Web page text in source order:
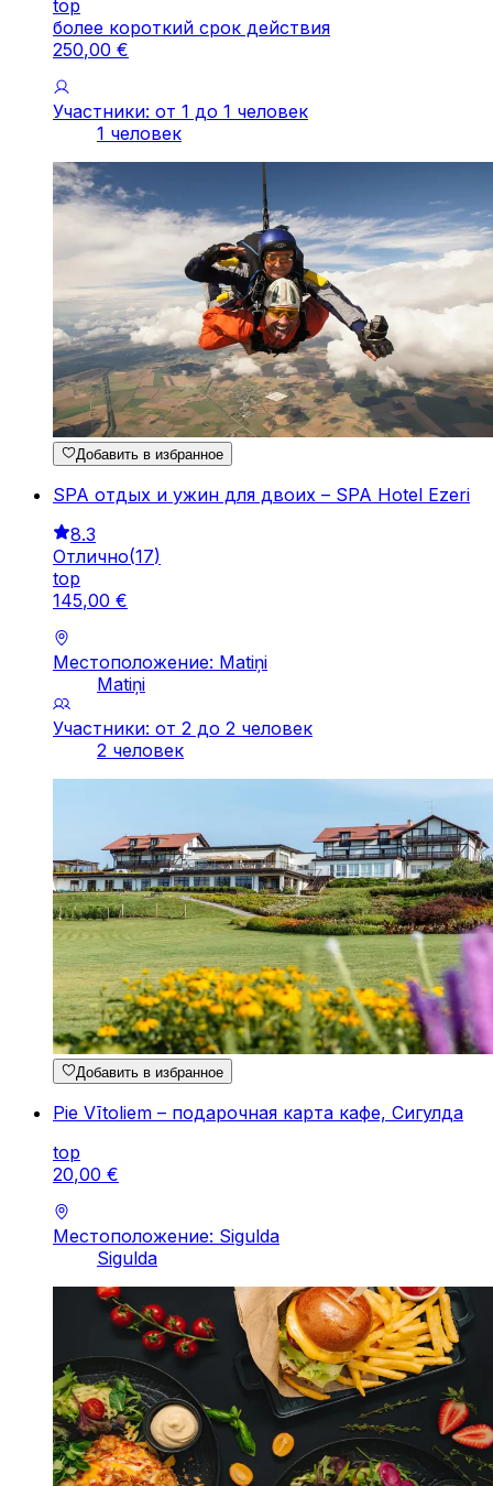
top
более короткий срок действия
250,00 €
Участники: от 1 до 1 человек
1 человек
Добавить в избранное
SPA отдых и ужин для двоих – SPA Hotel Ezeri
8.3
Отлично(17)
top
145,00 €
Местоположение: Matiņi
Matiņi
Участники: от 2 до 2 человек
2 человек
Добавить в избранное
Pie Vītoliem – подарочная карта кафе, Сигулда
top
20,00 €
Местоположение: Sigulda
Sigulda